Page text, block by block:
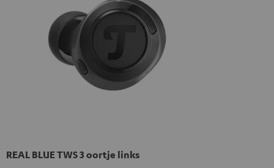
REAL BLUE TWS 3 oortje links